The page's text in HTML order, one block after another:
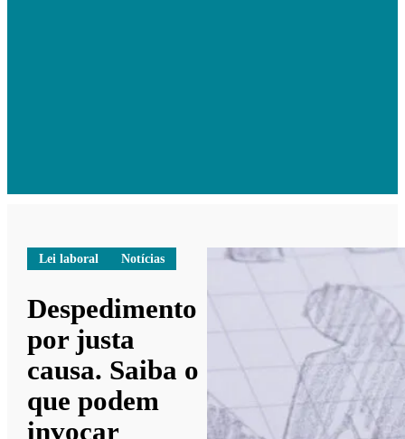
Lei laboral Notícias
Despedimento
por justa
causa. Saiba o
que podem
invocar